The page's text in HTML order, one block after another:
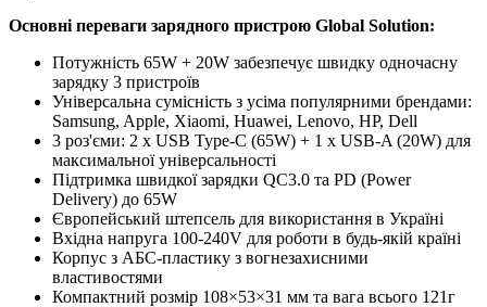
Основні переваги зарядного пристрою Global Solution:
Потужність 65W + 20W забезпечує швидку одночасну
зарядку 3 пристроїв
Універсальна сумісність з усіма популярними брендами:
Samsung, Apple, Xiaomi, Huawei, Lenovo, HP, Dell
3 роз'єми: 2 x USB Type-C (65W) + 1 x USB-A (20W) для
максимальної універсальності
Підтримка швидкої зарядки QC3.0 та PD (Power
Delivery) до 65W
Європейський штепсель для використання в Україні
Вхідна напруга 100-240V для роботи в будь-якій країні
Корпус з АБС-пластику з вогнезахисними
властивостями
Компактний розмір 108×53×31 мм та вага всього 121г